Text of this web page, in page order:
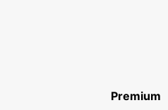
Premium